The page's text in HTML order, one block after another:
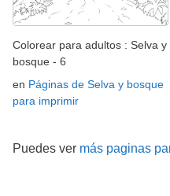
Colorear para adultos : Selva y
bosque - 6
en Páginas de Selva y bosque
para imprimir
Puedes ver más paginas